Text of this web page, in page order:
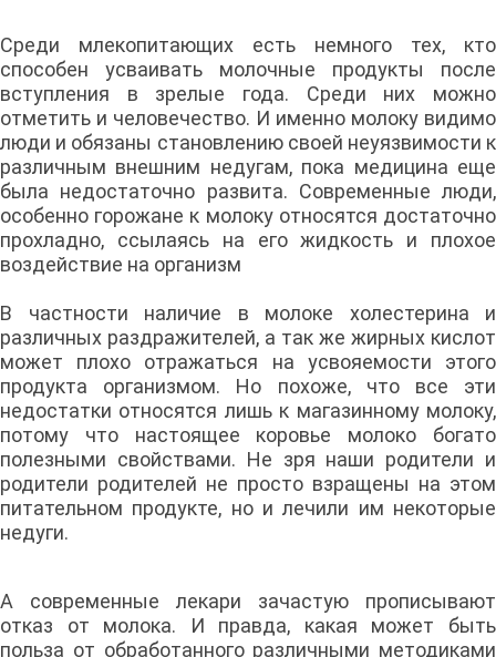
Среди млекопитающих есть немного тех, кто
способен усваивать молочные продукты после
вступления в зрелые года. Среди них можно
отметить и человечество. И именно молоку видимо
люди и обязаны становлению своей неуязвимости к
различным внешним недугам, пока медицина еще
была недостаточно развита. Современные люди,
особенно горожане к молоку относятся достаточно
прохладно, ссылаясь на его жидкость и плохое
воздействие на организм
В частности наличие в молоке холестерина и
различных раздражителей, а так же жирных кислот
может плохо отражаться на усвояемости этого
продукта организмом. Но похоже, что все эти
недостатки относятся лишь к магазинному молоку,
потому что настоящее коровье молоко богато
полезными свойствами. Не зря наши родители и
родители родителей не просто взращены на этом
питательном продукте, но и лечили им некоторые
недуги.
А современные лекари зачастую прописывают
отказ от молока. И правда, какая может быть
польза от обработанного различными методиками